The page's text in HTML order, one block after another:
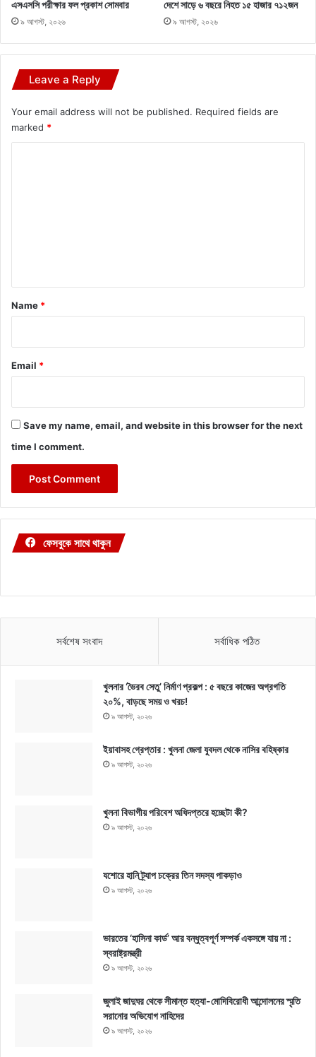
এসএসসি পরীক্ষার ফল প্রকাশ সোমবার
৯ আগস্ট, ২০২৬
দেশে সাড়ে ৬ বছরে নিহত ১৫ হাজার ৭১২জন
৯ আগস্ট, ২০২৬
Leave a Reply
Your email address will not be published. Required fields are
marked *
*
Name *
Email *
Save my name, email, and website in this browser for the next
time I comment.
ফেসবুকে সাথে থাকুন
সর্বশেষ সংবাদ সর্বাধিক পঠিত
খুলনার ‘ভৈরব সেতু’ নির্মাণ প্রকল্প : ৫ বছরে কাজের অগ্রগতি
২০%, বাড়ছে সময় ও খরচ!
৯ আগস্ট, ২০২৬
ইয়াবাসহ গ্রেপ্তার : খুলনা জেলা যুবদল থেকে নাসির বহিষ্কার
৯ আগস্ট, ২০২৬
খুলনা বিভাগীয় পরিবেশ অধিদপ্তরে হচ্ছেটা কী?
৯ আগস্ট, ২০২৬
যশোরে হানি ট্র্যাপ চক্রের তিন সদস্য পাকড়াও
৯ আগস্ট, ২০২৬
ভারতের ‘হাসিনা কার্ড’ আর বন্ধুত্বপূর্ণ সম্পর্ক একসঙ্গে যায় না :
স্বরাষ্ট্রমন্ত্রী
৯ আগস্ট, ২০২৬
জুলাই জাদুঘর থেকে সীমান্ত হত্যা-মোদিবিরোধী আন্দোলনের স্মৃতি
সরানোর অভিযোগ নাহিদের
৯ আগস্ট, ২০২৬